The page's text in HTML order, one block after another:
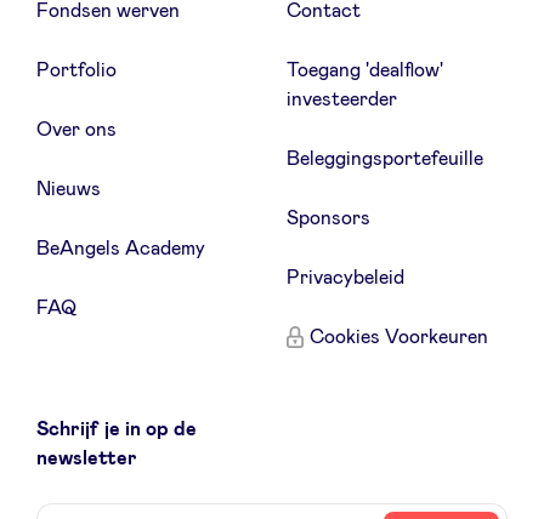
Fondsen werven
Portfolio
Over ons
Nieuws
BeAngels Academy
FAQ
Contact
Toegang 'dealflow'
investeerder
Beleggingsportefeuille
Sponsors
Privacybeleid
Cookies Voorkeuren
Schrijf je in op de
newsletter